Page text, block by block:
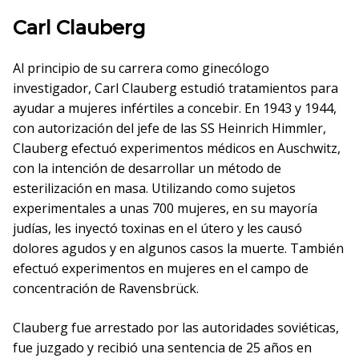
Carl Clauberg
Al principio de su carrera como ginecólogo
investigador, Carl Clauberg estudió tratamientos para
ayudar a mujeres infértiles a concebir. En 1943 y 1944,
con autorización del jefe de las SS Heinrich Himmler,
Clauberg efectuó experimentos médicos en Auschwitz,
con la intención de desarrollar un método de
esterilización en masa. Utilizando como sujetos
experimentales a unas 700 mujeres, en su mayoría
judías, les inyectó toxinas en el útero y les causó
dolores agudos y en algunos casos la muerte. También
efectuó experimentos en mujeres en el campo de
concentración de Ravensbrück.
Clauberg fue arrestado por las autoridades soviéticas,
fue juzgado y recibió una sentencia de 25 años en